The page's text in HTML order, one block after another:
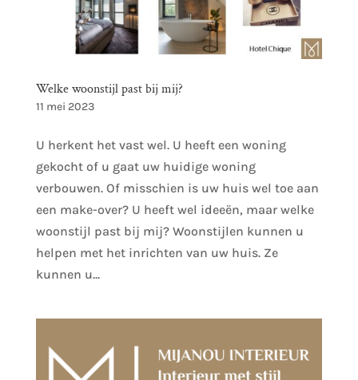
Welke woonstijl past bij mij?
11 mei 2023
U herkent het vast wel. U heeft een woning
gekocht of u gaat uw huidige woning
verbouwen. Of misschien is uw huis wel toe aan
een make-over? U heeft wel ideeën, maar welke
woonstijl past bij mij? Woonstijlen kunnen u
helpen met het inrichten van uw huis. Ze
kunnen u...